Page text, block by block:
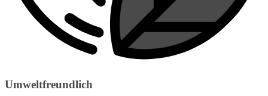
Umweltfreundlich